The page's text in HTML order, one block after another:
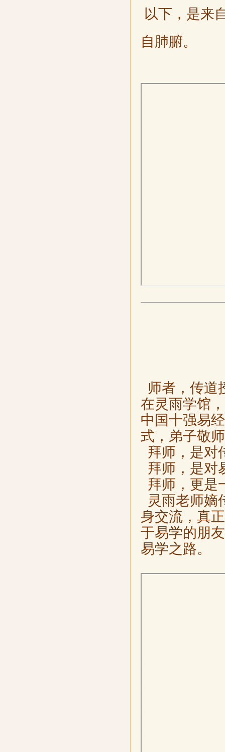
以下，是来
自肺腑。
师者，传道
在灵雨学馆
中国十强易
式，弟子敬
拜师，是对
拜师，是对
拜师，更是
灵雨老师嫡
身交流，真
于易学的朋
易学之路。